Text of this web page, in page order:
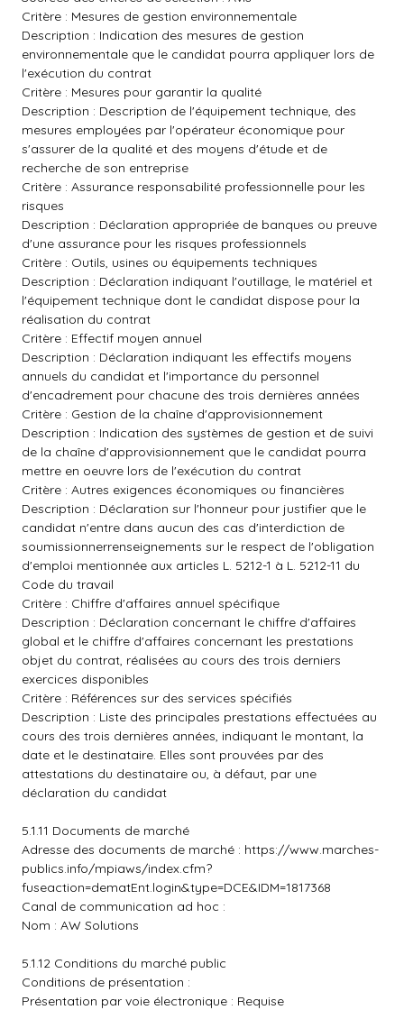
Critère : Mesures de gestion environnementale
Description : Indication des mesures de gestion
environnementale que le candidat pourra appliquer lors de
l'exécution du contrat
Critère : Mesures pour garantir la qualité
Description : Description de l'équipement technique, des
mesures employées par l'opérateur économique pour
s'assurer de la qualité et des moyens d'étude et de
recherche de son entreprise
Critère : Assurance responsabilité professionnelle pour les
risques
Description : Déclaration appropriée de banques ou preuve
d'une assurance pour les risques professionnels
Critère : Outils, usines ou équipements techniques
Description : Déclaration indiquant l'outillage, le matériel et
l'équipement technique dont le candidat dispose pour la
réalisation du contrat
Critère : Effectif moyen annuel
Description : Déclaration indiquant les effectifs moyens
annuels du candidat et l'importance du personnel
d'encadrement pour chacune des trois dernières années
Critère : Gestion de la chaîne d'approvisionnement
Description : Indication des systèmes de gestion et de suivi
de la chaîne d'approvisionnement que le candidat pourra
mettre en oeuvre lors de l'exécution du contrat
Critère : Autres exigences économiques ou financières
Description : Déclaration sur l'honneur pour justifier que le
candidat n'entre dans aucun des cas d'interdiction de
soumissionnerrenseignements sur le respect de l'obligation
d'emploi mentionnée aux articles L. 5212-1 à L. 5212-11 du
Code du travail
Critère : Chiffre d'affaires annuel spécifique
Description : Déclaration concernant le chiffre d'affaires
global et le chiffre d'affaires concernant les prestations
objet du contrat, réalisées au cours des trois derniers
exercices disponibles
Critère : Références sur des services spécifiés
Description : Liste des principales prestations effectuées au
cours des trois dernières années, indiquant le montant, la
date et le destinataire. Elles sont prouvées par des
attestations du destinataire ou, à défaut, par une
déclaration du candidat
5.1.11 Documents de marché
Adresse des documents de marché : https://www.marches-
publics.info/mpiaws/index.cfm?
fuseaction=dematEnt.login&type=DCE&IDM=1817368
Canal de communication ad hoc :
Nom : AW Solutions
5.1.12 Conditions du marché public
Conditions de présentation :
Présentation par voie électronique : Requise